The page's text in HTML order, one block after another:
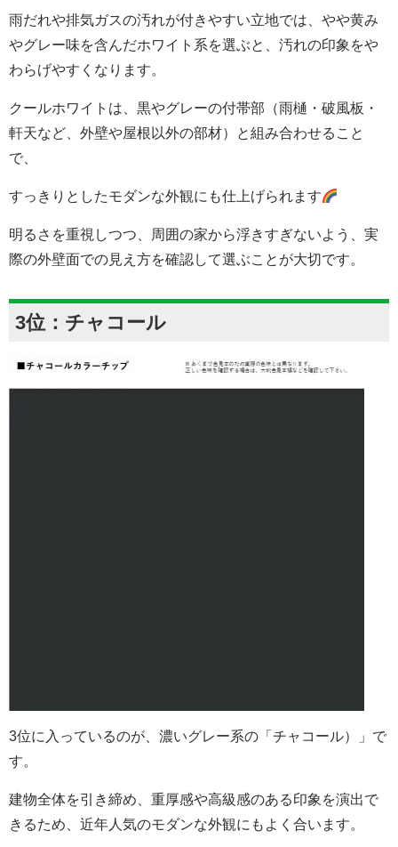
雨だれや排気ガスの汚れが付きやすい立地では、やや黄み
やグレー味を含んだホワイト系を選ぶと、汚れの印象をや
わらげやすくなります。
クールホワイトは、黒やグレーの付帯部（雨樋・破風板・
軒天など、外壁や屋根以外の部材）と組み合わせること
で、
すっきりとしたモダンな外観にも仕上げられます
明るさを重視しつつ、周囲の家から浮きすぎないよう、実
際の外壁面での見え方を確認して選ぶことが大切です。
3位：チャコール
3位に入っているのが、濃いグレー系の「チャコール）」で
す。
建物全体を引き締め、重厚感や高級感のある印象を演出で
きるため、近年人気のモダンな外観にもよく合います。